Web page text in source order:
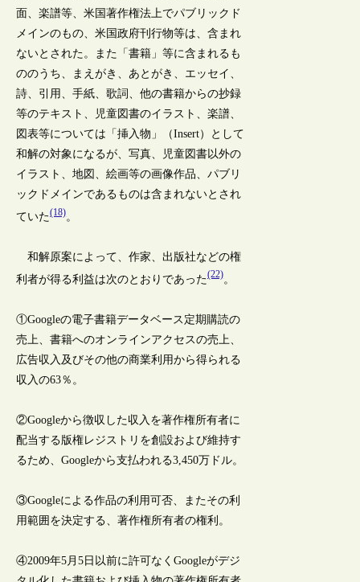
面、楽譜等、米国著作権法上でパブリックド
メインのもの、米国政府刊行物等は、含まれ
ないとされた。また「書籍」等に含まれるも
ののうち、まえがき、あとがき、エッセイ、
詩、引用、手紙、歌詞、他の書籍からの抄録
等のテキスト、児童図書のイラスト、楽譜、
図表等については「挿入物」（Insert）として
和解の対象になるが、写真、児童図書以外の
イラスト、地図、絵画等の画像作品、パブリ
ックドメインであるものは含まれないとされ
ていた(18)。
和解原案によって、作家、出版社などの権
利者が得る利益は次のとおりであった(22)。
①Googleの電子書籍データベース定期購読の
売上、書籍へのオンラインアクセスの売上、
広告収入及びその他の商業利用から得られる
収入の63％。
②Googleから徴収した収入を著作権所有者に
配当する版権レジストリを創設および維持す
るため、Googleから支払われる3,450万ドル。
③Googleによる作品の利用可否、またその利
用範囲を決定する、著作権所有者の権利。
④2009年5月5日以前に許可なくGoogleがデジ